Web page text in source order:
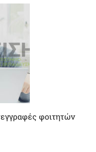
φοιτητών